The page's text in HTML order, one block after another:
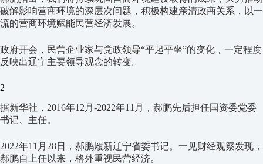
破解影响营商环境的深层次问题，积极构建亲清政商关系，以一
流的营商环境赋能民营经济发展。
政府开会，民营企业家与党政领导“平起平坐”的变化，一定程度
反映出辽宁主要领导观念的转变。
2
据新华社，2016年12月-2022年11月，郝鹏先后担任国资委党委
书记、主任。
2022年11月28日，郝鹏履新辽宁省委书记。一见财经观察发现，
郝鹏自上任以来，格外重视民营经济。